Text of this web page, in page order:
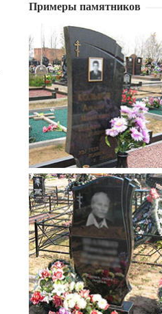
Примеры памятников